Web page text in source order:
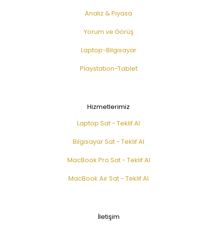
Analiz & Piyasa
Yorum ve Görüş
Laptop-Bilgisayar
Playstation-Tablet
Hizmetlerimiz
Laptop Sat - Teklif Al
Bilgisayar Sat - Teklif Al
MacBook Pro Sat - Teklif Al
MacBook Air Sat - Teklif Al
İletişim